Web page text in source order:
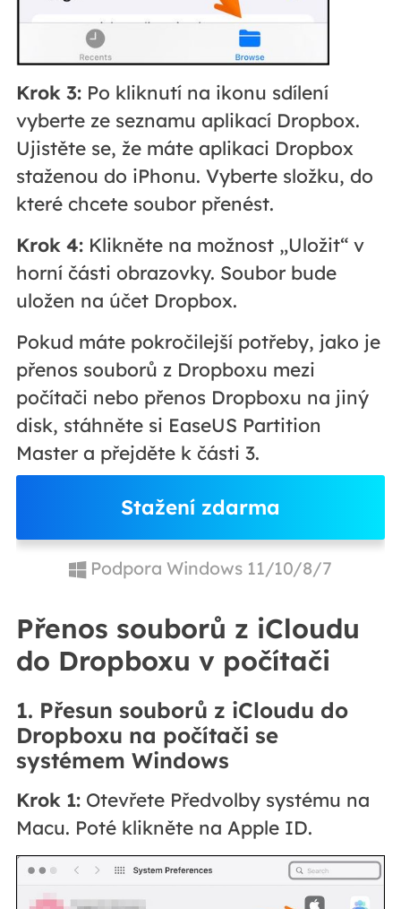
Krok 3:Po kliknutí na ikonu sdílení
vyberte ze seznamu aplikací Dropbox.
Ujistěte se, že máte aplikaci Dropbox
staženou do iPhonu. Vyberte složku, do
které chcete soubor přenést.
Krok 4:Klikněte na možnost „Uložit“ v
horní části obrazovky. Soubor bude
uložen na účet Dropbox.
Pokud máte pokročilejší potřeby, jako je
přenos souborů z Dropboxu mezi
počítači nebo přenos Dropboxu na jiný
disk, stáhněte si EaseUS Partition
Master a přejděte k části 3.
Stažení zdarma
Podpora Windows 11/10/8/7
Přenos souborů z iCloudu
do Dropboxu v počítači
1. Přesun souborů z iCloudu do
Dropboxu na počítači se
systémem Windows
Krok 1:Otevřete Předvolby systému na
Macu. Poté klikněte na Apple ID.